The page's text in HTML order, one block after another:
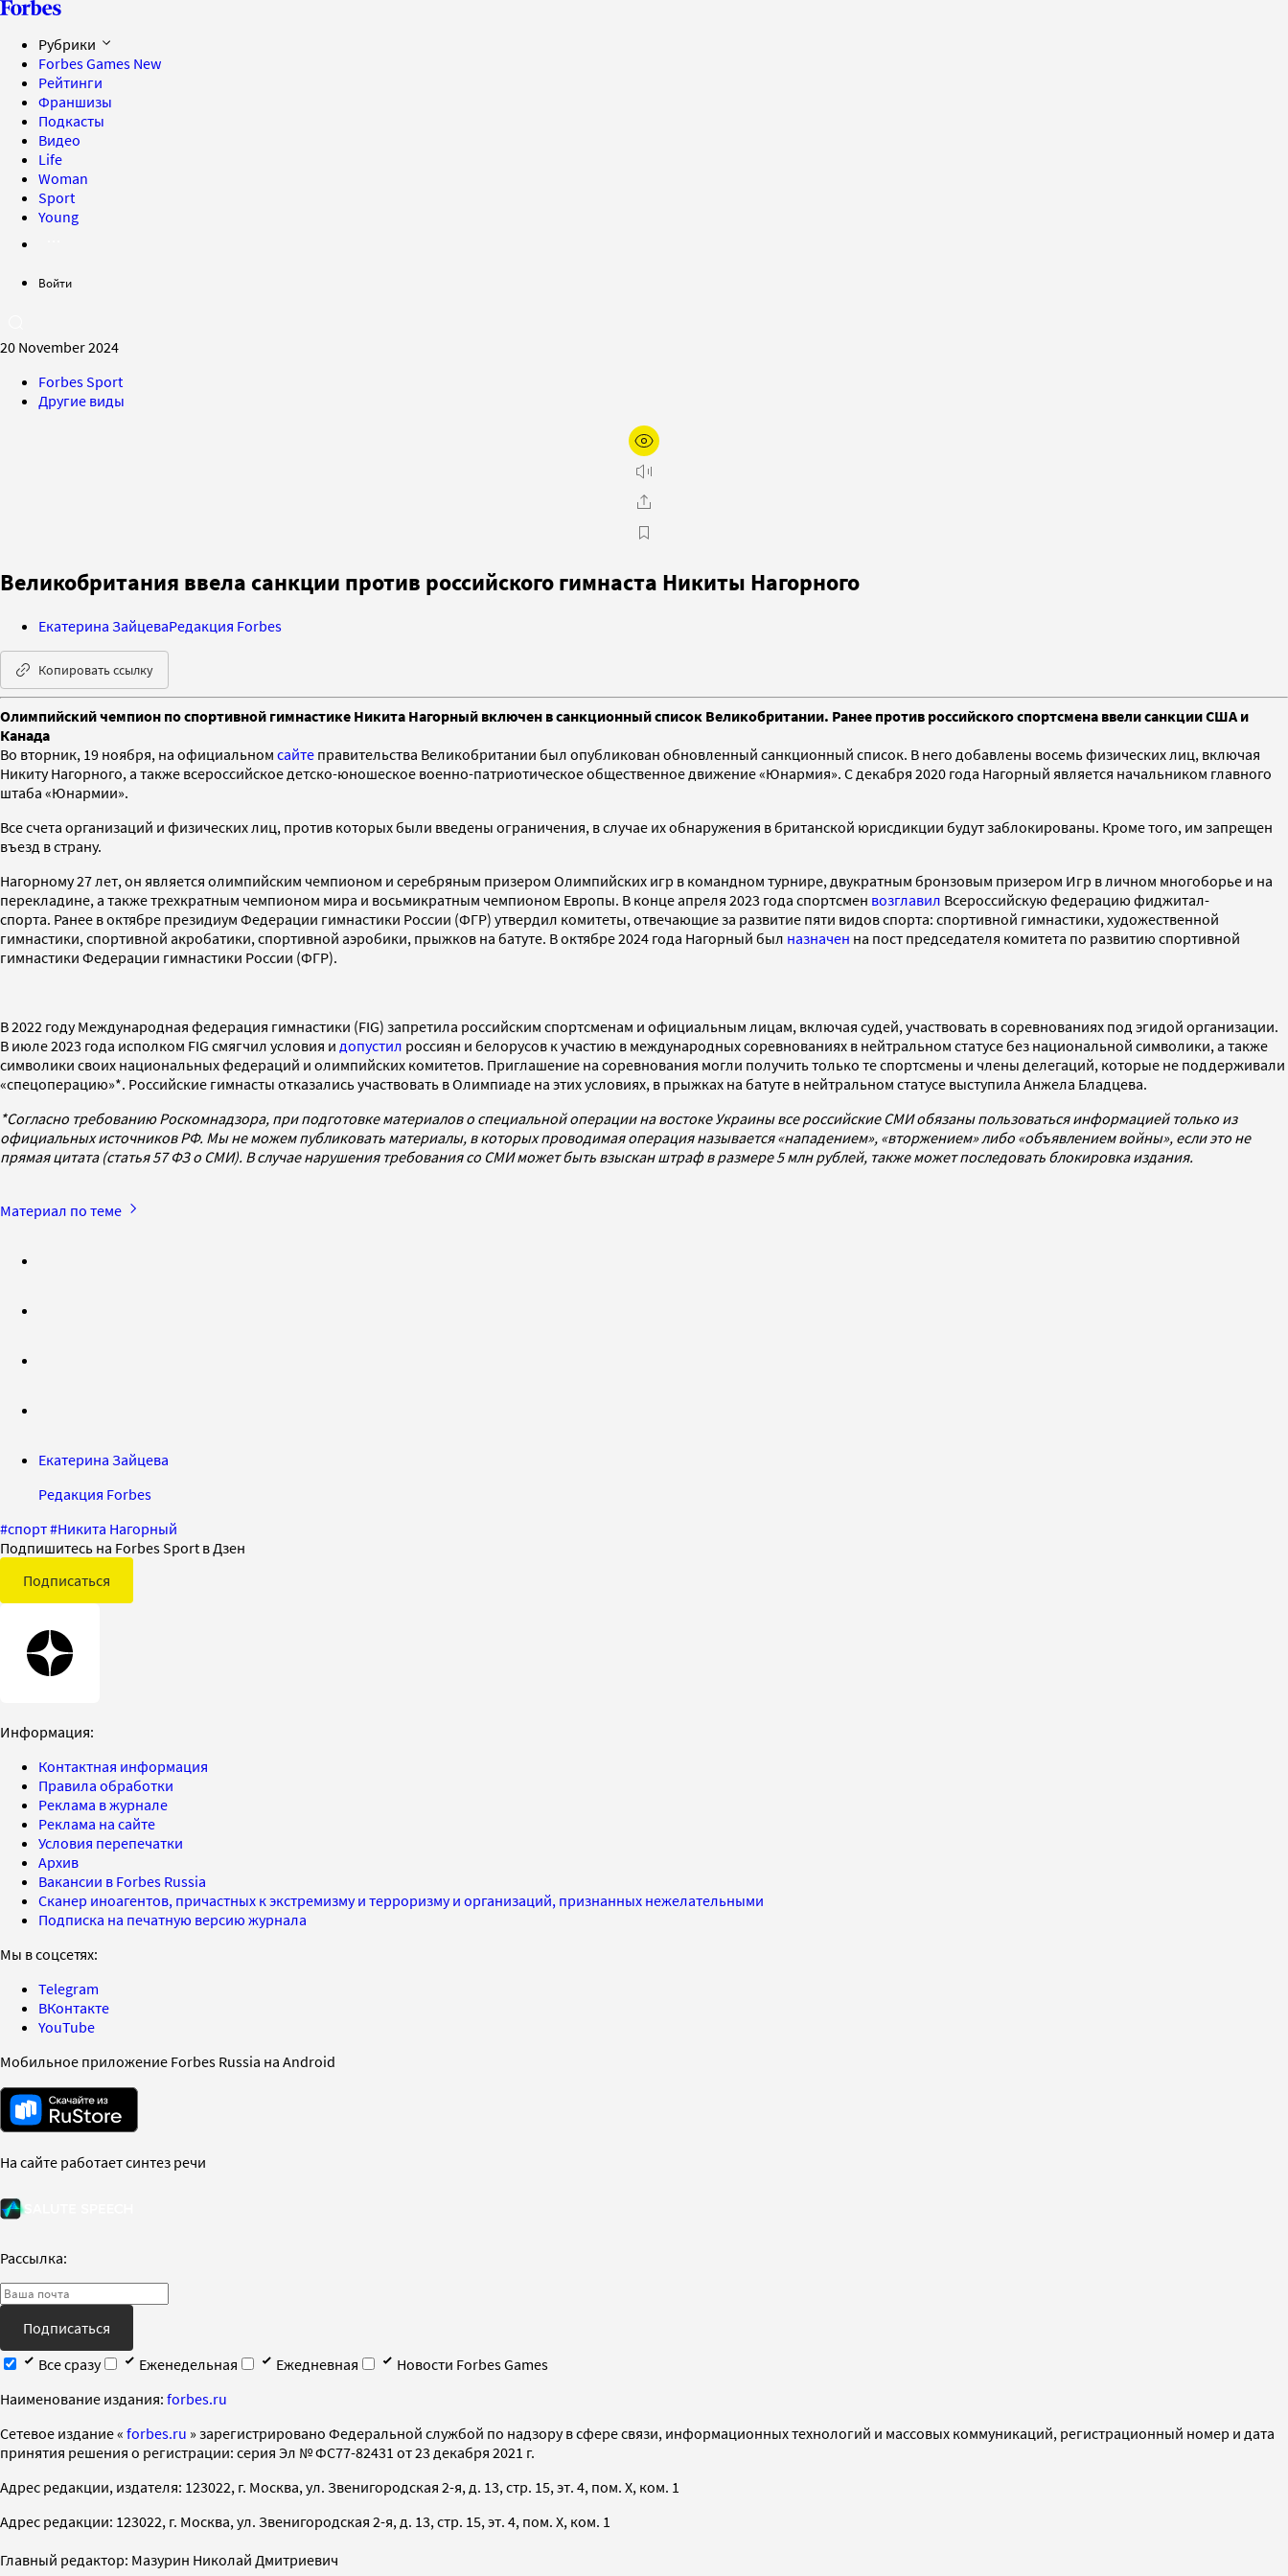
Рубрики
Forbes Games New
Рейтинги
Франшизы
Подкасты
Видео
Life
Woman
Sport
Young
Войти
20 November 2024
Forbes Sport
Другие виды
Великобритания ввела санкции против российского гимнаста Никиты Нагорного
Екатерина ЗайцеваРедакция Forbes
Копировать ссылку
Олимпийский чемпион по спортивной гимнастике Никита Нагорный включен в санкционный список Великобритании. Ранее против российского спортсмена ввели санкции США и
Канада
Во вторник, 19 ноября, на официальном сайте правительства Великобритании был опубликован обновленный санкционный список. В него добавлены восемь физических лиц, включая
Никиту Нагорного, а также всероссийское детско-юношеское военно-патриотическое общественное движение «Юнармия». С декабря 2020 года Нагорный является начальником главного
штаба «Юнармии».
Все счета организаций и физических лиц, против которых были введены ограничения, в случае их обнаружения в британской юрисдикции будут заблокированы. Кроме того, им запрещен
въезд в страну.
Нагорному 27 лет, он является олимпийским чемпионом и серебряным призером Олимпийских игр в командном турнире, двукратным бронзовым призером Игр в личном многоборье и на
перекладине, а также трехкратным чемпионом мира и восьмикратным чемпионом Европы. В конце апреля 2023 года спортсмен возглавил Всероссийскую федерацию фиджитал-
спорта. Ранее в октябре президиум Федерации гимнастики России (ФГР) утвердил комитеты, отвечающие за развитие пяти видов спорта: спортивной гимнастики, художественной
гимнастики, спортивной акробатики, спортивной аэробики, прыжков на батуте. В октябре 2024 года Нагорный был назначен на пост председателя комитета по развитию спортивной
гимнастики Федерации гимнастики России (ФГР).
В 2022 году Международная федерация гимнастики (FIG) запретила российским спортсменам и официальным лицам, включая судей, участвовать в соревнованиях под эгидой организации.
В июле 2023 года исполком FIG смягчил условия и допустил россиян и белорусов к участию в международных соревнованиях в нейтральном статусе без национальной символики, а также
символики своих национальных федераций и олимпийских комитетов. Приглашение на соревнования могли получить только те спортсмены и члены делегаций, которые не поддерживали
«спецоперацию»*. Российские гимнасты отказались участвовать в Олимпиаде на этих условиях, в прыжках на батуте в нейтральном статусе выступила Анжела Бладцева.
*Согласно требованию Роскомнадзора, при подготовке материалов о специальной операции на востоке Украины все российские СМИ обязаны пользоваться информацией только из
официальных источников РФ. Мы не можем публиковать материалы, в которых проводимая операция называется «нападением», «вторжением» либо «объявлением войны», если это не
прямая цитата (статья 57 ФЗ о СМИ). В случае нарушения требования со СМИ может быть взыскан штраф в размере 5 млн рублей, также может последовать блокировка издания.
Материал по теме
Екатерина Зайцева
Редакция Forbes
#спорт#Никита Нагорный
Подпишитесь на Forbes Sport в Дзен
Подписаться
Информация:
Контактная информация
Правила обработки
Реклама в журнале
Реклама на сайте
Условия перепечатки
Архив
Вакансии в Forbes Russia
Сканер иноагентов, причастных к экстремизму и терроризму и организаций, признанных нежелательными
Подписка на печатную версию журнала
Мы в соцсетях:
Telegram
ВКонтакте
YouTube
Мобильное приложение Forbes Russia на Android
На сайте работает синтез речи
Рассылка:
Подписаться
Все сразу
Еженедельная Ежедневная
Новости Forbes Games
Наименование издания: forbes.ru
Cетевое издание « forbes.ru » зарегистрировано Федеральной службой по надзору в сфере связи, информационных технологий и массовых коммуникаций, регистрационный номер и дата
принятия решения о регистрации: серия Эл № ФС77-82431 от 23 декабря 2021 г.
Адрес редакции, издателя: 123022, г. Москва, ул. Звенигородская 2-я, д. 13, стр. 15, эт. 4, пом. X, ком. 1
Адрес редакции: 123022, г. Москва, ул. Звенигородская 2-я, д. 13, стр. 15, эт. 4, пом. X, ком. 1
Главный редактор: Мазурин Николай Дмитриевич